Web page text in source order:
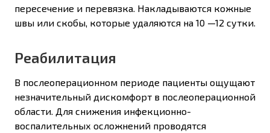
пересечение и перевязка. Накладываются кожные
швы или скобы, которые удаляются на 10 —12 сутки.
Реабилитация
В послеоперационном периоде пациенты ощущают
незначительный дискомфорт в послеоперационной
области. Для снижения инфекционно-
воспалительных осложнений проводятся